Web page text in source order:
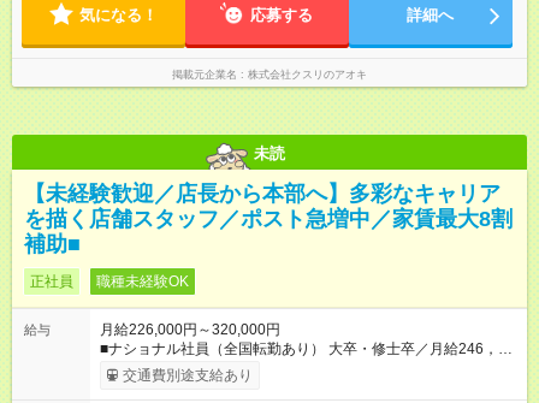
7.8時間ほど（2025年実績） ＜店舗の基本営業時間＞ 9時～22
時 ※勤務時間は店舗により異なります。 ＜シフト例＞ 早番：8
時00分～17時00分 中番：11時～20時 遅番：13時～22時
気になる！ 応募する 詳細へ
掲載元企業名 株式会社クスリのアオキ
未読
【未経験歓迎／店長から本部へ】多彩なキャリア
を描く店舗スタッフ／ポスト急増中／家賃最大8割
補助■
正社員 職種未経験OK
給与
月給226,000円～320,000円
■ナショナル社員（全国転勤あり） 大卒・修士卒／月給246，
000円～320，000円 高校・短大・専門卒／月給226，000円～
320，000円 ★エリア手当（石川県、富山県、福井県、岐阜県、
交通費別途支給あり